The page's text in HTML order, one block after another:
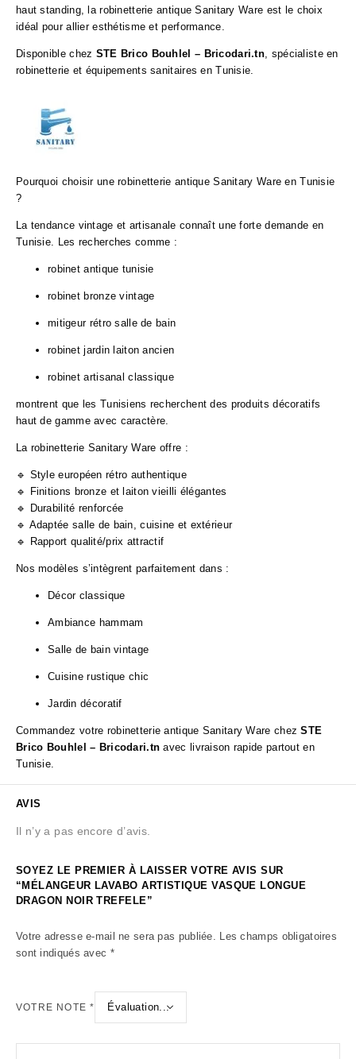
haut standing, la robinetterie antique Sanitary Ware est le choix
idéal pour allier esthétisme et performance.
Disponible chez STE Brico Bouhlel – Bricodari.tn, spécialiste en
robinetterie et équipements sanitaires en Tunisie.
Pourquoi choisir une robinetterie antique Sanitary Ware en Tunisie
?
La tendance vintage et artisanale connaît une forte demande en
Tunisie. Les recherches comme :
robinet antique tunisie
robinet bronze vintage
mitigeur rétro salle de bain
robinet jardin laiton ancien
robinet artisanal classique
montrent que les Tunisiens recherchent des produits décoratifs
haut de gamme avec caractère.
La robinetterie Sanitary Ware offre :
🔹 Style européen rétro authentique
🔹 Finitions bronze et laiton vieilli élégantes
🔹 Durabilité renforcée
🔹 Adaptée salle de bain, cuisine et extérieur
🔹 Rapport qualité/prix attractif
Nos modèles s’intègrent parfaitement dans :
Décor classique
Ambiance hammam
Salle de bain vintage
Cuisine rustique chic
Jardin décoratif
Commandez votre robinetterie antique Sanitary Ware chezSTE
Brico Bouhlel – Bricodari.tn avec livraison rapide partout en
Tunisie.
AVIS
Il n’y a pas encore d’avis.
SOYEZ LE PREMIER À LAISSER VOTRE AVIS SUR
“MÉLANGEUR LAVABO ARTISTIQUE VASQUE LONGUE
DRAGON NOIR TREFELE”
Votre adresse e-mail ne sera pas publiée. Les champs obligatoires
sont indiqués avec *
VOTRE NOTE*